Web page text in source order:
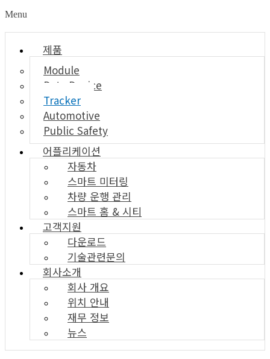
Menu
제품
Module
Data Device
Tracker
Automotive
Public Safety
어플리케이션
자동차
스마트 미터링
차량 운행 관리
스마트 홈 & 시티
고객지원
다운로드
기술관련문의
회사소개
회사 개요
위치 안내
재무 정보
뉴스